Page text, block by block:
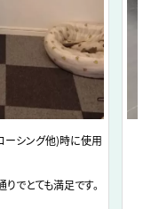
ーシング他)時に使用
でとても満足です。